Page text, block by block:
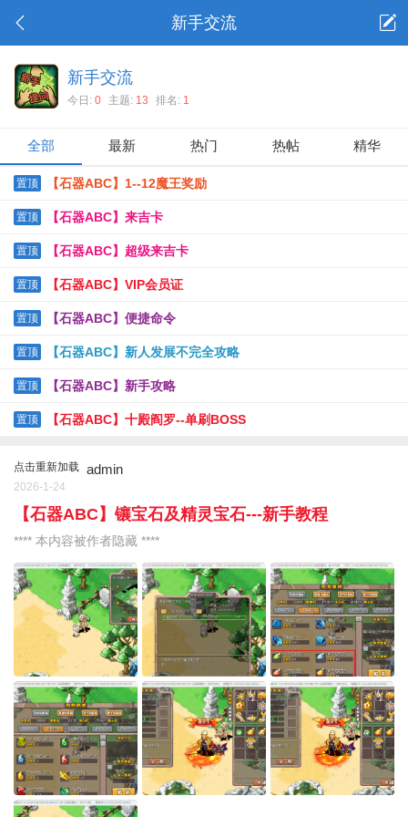
新手交流
新手交流
今日:0 主题: 13 排名: 1
全部 最新 热门 热帖 精华
置顶 【石器ABC】1--12魔王奖励
置顶 【石器ABC】来吉卡
置顶 【石器ABC】超级来吉卡
置顶 【石器ABC】VIP会员证
置顶 【石器ABC】便捷命令
置顶 【石器ABC】新人发展不完全攻略
置顶 【石器ABC】新手攻略
置顶 【石器ABC】十殿阎罗--单刷BOSS
点击重新加载 admin
2026-1-24
【石器ABC】镶宝石及精灵宝石---新手教程
**** 本内容被作者隐藏 ****